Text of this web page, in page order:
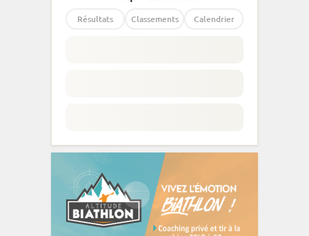
Résultats Classements Calendrier